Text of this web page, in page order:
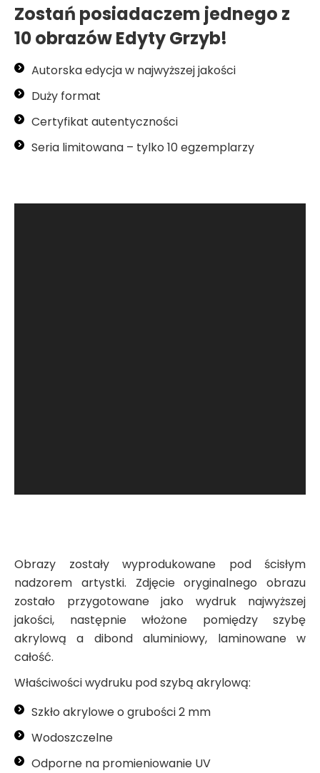
Zostań posiadaczem jednego z
10 obrazów Edyty Grzyb!
Autorska edycja w najwyższej jakości
Duży format
Certyfikat autentyczności
Seria limitowana – tylko 10 egzemplarzy
Obrazy zostały wyprodukowane pod ścisłym
nadzorem artystki. Zdjęcie oryginalnego obrazu
zostało przygotowane jako wydruk najwyższej
jakości, następnie włożone pomiędzy szybę
akrylową a dibond aluminiowy, laminowane w
całość.
Właściwości wydruku pod szybą akrylową:
Szkło akrylowe o grubości 2 mm
Wodoszczelne
Odporne na promieniowanie UV